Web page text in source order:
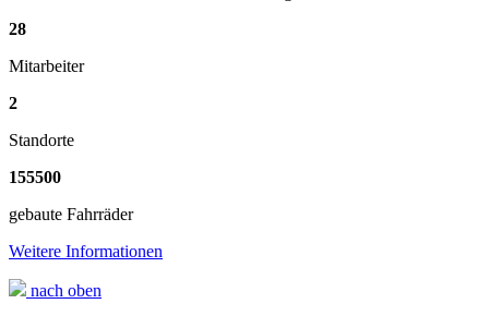
28
Mitarbeiter
2
Standorte
155500
gebaute Fahrräder
Weitere Informationen
nach oben